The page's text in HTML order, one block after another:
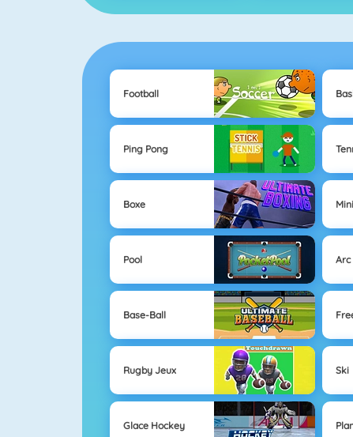
Football
Ping Pong
Boxe
Pool Arc
Base-Ball
Rugby Jeux Ski
Glace Hockey